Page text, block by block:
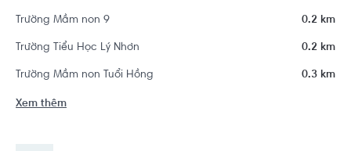
Trường Mầm non 9 0.2 km
Trường Tiểu Học Lý Nhơn 0.2 km
Trường Mầm non Tuổi Hồng 0.3 km
Xem thêm